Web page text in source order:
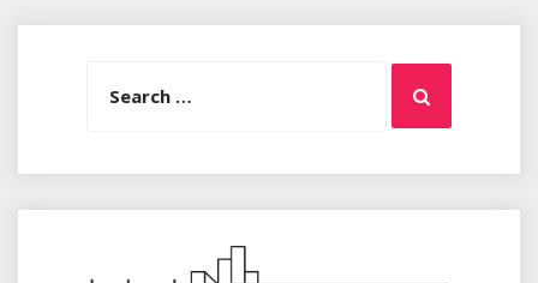
Search